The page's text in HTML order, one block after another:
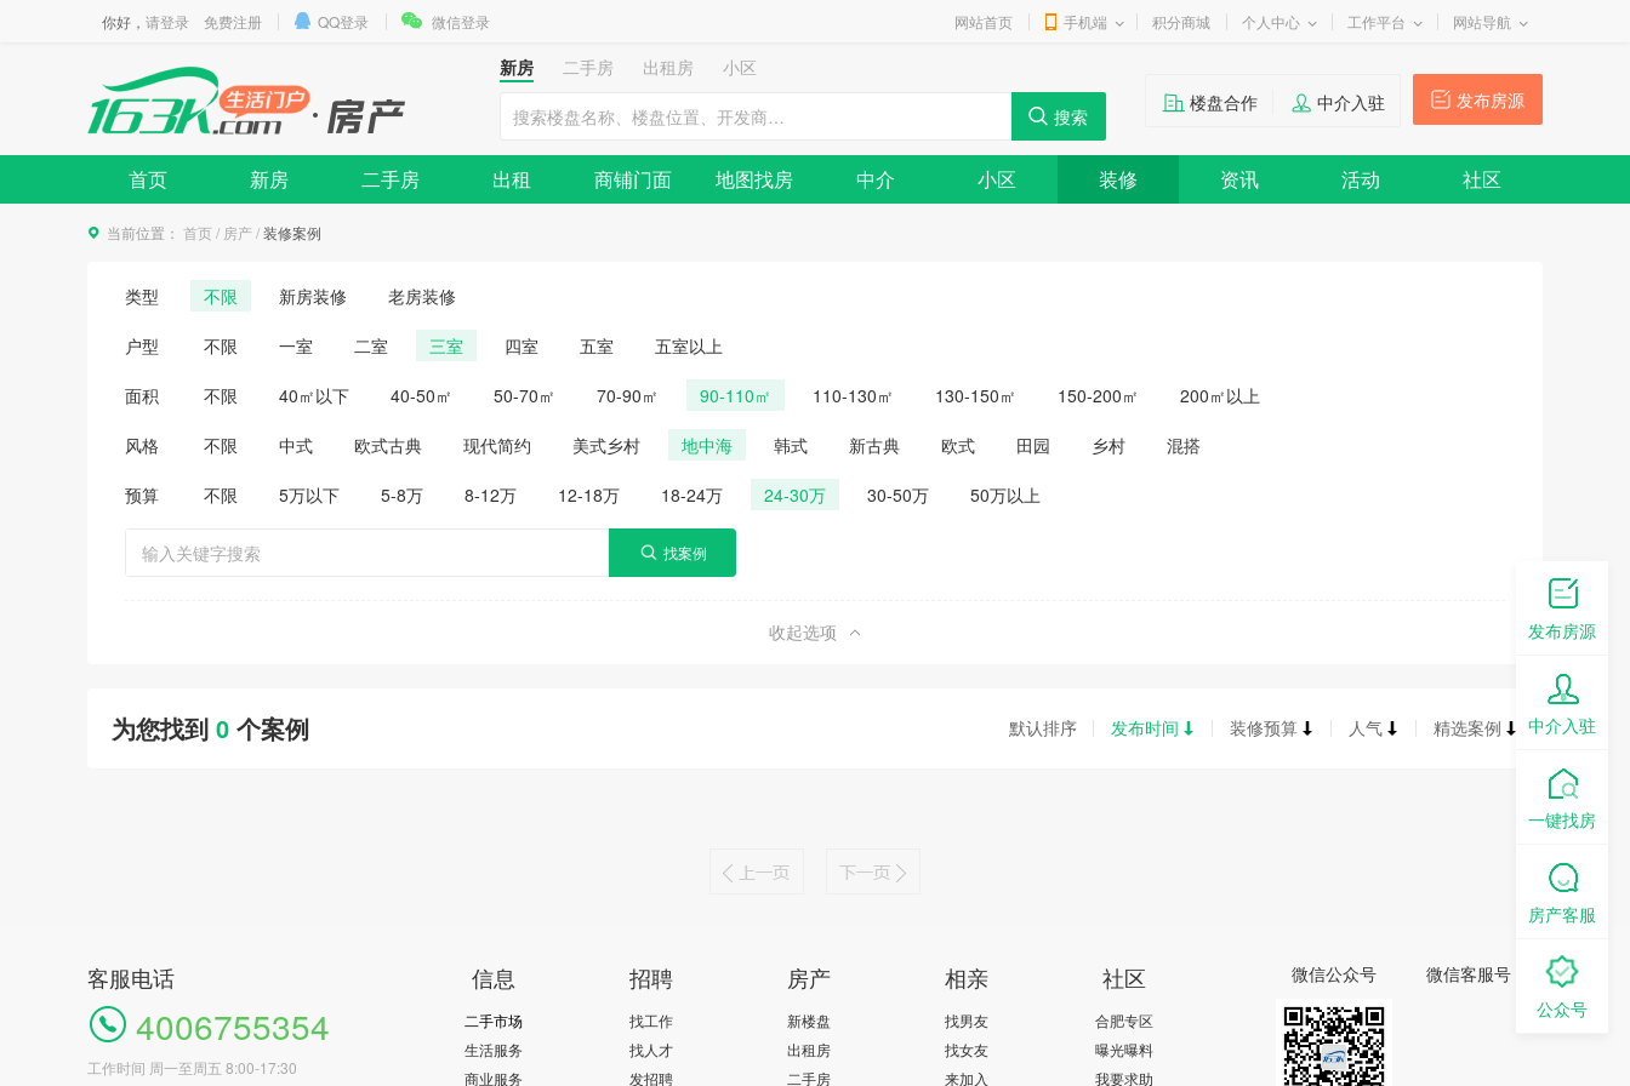
你好， 请登录 免费注册 QQ登录 微信登录 网站首页 手机端 积分商城 个人中心 工作平台 网站导航
新房 二手房 出租房
小区
发布房源
楼盘合作 中介入驻
首页 新房 二手房 出租 商铺门面 地图找房 中介 小区 装修 资讯 活动 社区
当前位置： 首页 / 房产/装修案例
类型 不限 新房装修 老房装修
户型 不限 一室 二室 三室 四室 五室 五室以上
面积 不限 40㎡以下 40-50㎡ 50-70㎡ 70-90㎡ 90-110㎡ 110-130㎡ 130-150㎡ 150-200㎡ 200㎡以上
风格 不限 中式 欧式古典 现代简约 美式乡村 地中海 韩式 新古典 欧式 田园 乡村 混搭
预算 不限 5万以下 5-8万 8-12万 12-18万 18-24万 24-30万 30-50万 50万以上
收起选项
默认排序 发布时间 装修预算 人气 精选案例
为您找到 0 个案例
客服电话
4006755354
工作时间 周一至周五 8:00-17:30
信息
二手市场
生活服务
商业服务
招聘
找工作
找人才
发招聘
房产
新楼盘
出租房
二手房
相亲
找男友
找女友
来加入
社区
合肥专区
曝光曝料
我要求助
微信公众号 微信客服号
发布房源
中介入驻
一键找房
房产客服
公众号